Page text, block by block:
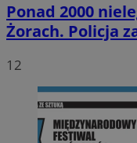
Ponad 2000
Żorach. Policja
12